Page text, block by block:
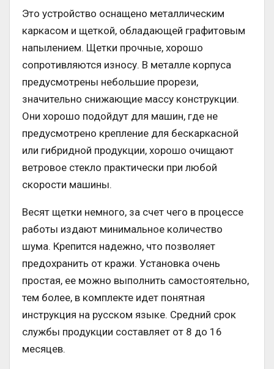
Это устройство оснащено металлическим
каркасом и щеткой, обладающей графитовым
напылением. Щетки прочные, хорошо
сопротивляются износу. В металле корпуса
предусмотрены небольшие прорези,
значительно снижающие массу конструкции.
Они хорошо подойдут для машин, где не
предусмотрено крепление для бескаркасной
или гибридной продукции, хорошо очищают
ветровое стекло практически при любой
скорости машины.
Весят щетки немного, за счет чего в процессе
работы издают минимальное количество
шума. Крепится надежно, что позволяет
предохранить от кражи. Установка очень
простая, ее можно выполнить самостоятельно,
тем более, в комплекте идет понятная
инструкция на русском языке. Средний срок
службы продукции составляет от 8 до 16
месяцев.